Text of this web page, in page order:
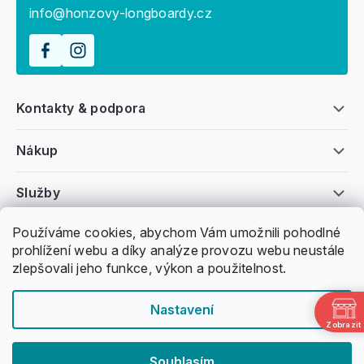
Používáme cookies, abychom Vám umožnili pohodlné
prohlížení webu a díky analýze provozu webu neustále
zlepšovali jeho funkce, výkon a použitelnost.
Nastavení
Všeobecné informace
Nákup
Kontakty & podpora
Služby
info@honzovy-longboardy.cz
Zobrazit